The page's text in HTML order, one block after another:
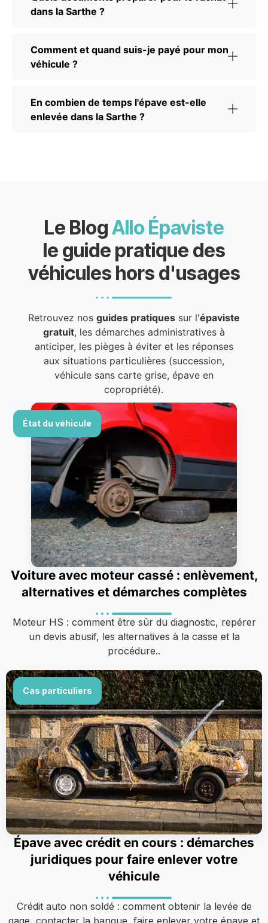
dans la Sarthe ?
Comment et quand suis-je payé pour mon
véhicule ?
En combien de temps l'épave est-elle
enlevée dans la Sarthe ?
Le BlogAllo Épaviste
le guide pratique des
véhicules hors d'usages
Retrouvez nos guides pratiquessur l'épaviste
gratuit, les démarches administratives à
anticiper, les pièges à éviter et les réponses
aux situations particulières (succession,
véhicule sans carte grise, épave en
copropriété).
État du véhicule
Voiture avec moteur cassé : enlèvement,
alternatives et démarches complètes
Moteur HS : comment être sûr du diagnostic, repérer
un devis abusif, les alternatives à la casse et la
procédure..
Cas particuliers
Épave avec crédit en cours : démarches
juridiques pour faire enlever votre
véhicule
Crédit auto non soldé : comment obtenir la levée de
gage, contacter la banque, faire enlever votre épave et